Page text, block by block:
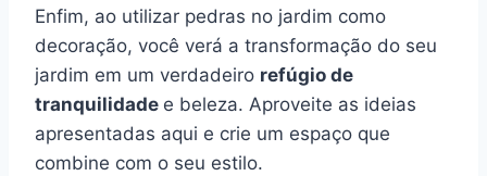
Enfim, ao utilizar pedras no jardim como
decoração, você verá a transformação do seu
jardim em um verdadeiro refúgio de
tranquilidade e beleza. Aproveite as ideias
apresentadas aqui e crie um espaço que
combine com o seu estilo.